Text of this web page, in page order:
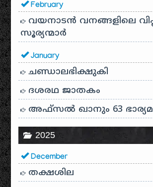
February
വയനാടൻ വനങ്ങളിലെ
സൂര്യന്മാർ
January
ചണ്ഡാലഭിക്ഷുകി
ദശരഥ ജാതകം
അഫ്സൽ ഖാനും 63
2025
December
തക്ഷശില